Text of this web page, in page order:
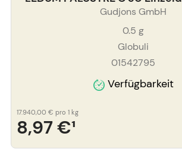
Gudjons GmbH
0.5 g
Globuli
01542795
Verfügbarkeit
8,97 €¹
17.940,00 € pro 1 kg